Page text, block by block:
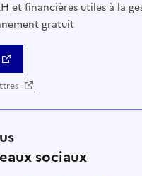
et financières utiles à la
gratuit
sociaux